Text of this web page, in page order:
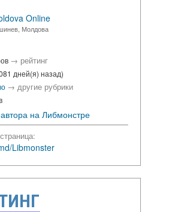
Online
Молдова
→ рейтинг
дней(я) назад)
→ другие рубрики
на Либмонстре
Libmonster